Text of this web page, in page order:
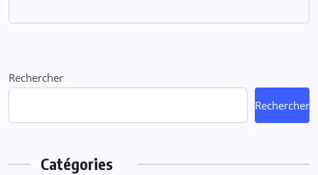
Rechercher
Rechercher
Catégories